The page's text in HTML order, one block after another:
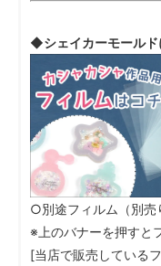
◆シェイカーモール
○別途フィルム（別売
※上のバナーを押すと
[当店で販売している